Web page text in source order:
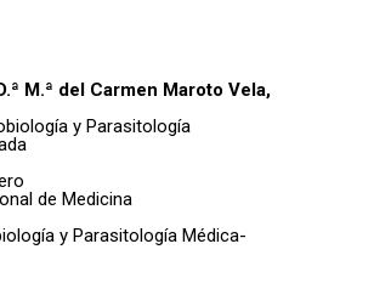
M.ª del Carmen Maroto Vela,
y Parasitología
de Medicina
y Parasitología Médica-